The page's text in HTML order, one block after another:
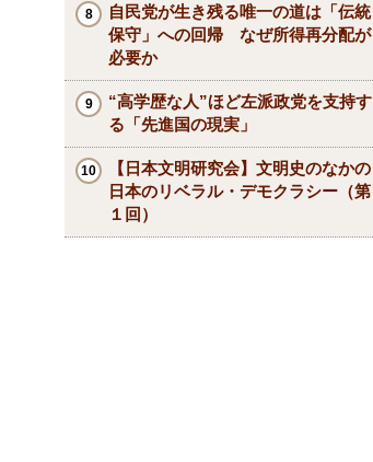
自民党が生き残る唯一の道は「伝統
保守」への回帰 なぜ所得再分配が
必要か
“高学歴な人”ほど左派政党を支持す
る「先進国の現実」
【日本文明研究会】文明史のなかの
日本のリベラル・デモクラシー（第
１回）